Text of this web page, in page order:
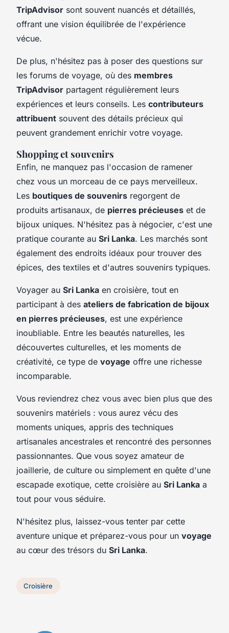
TripAdvisor sont souvent nuancés et détaillés,
offrant une vision équilibrée de l'expérience
vécue.
De plus, n'hésitez pas à poser des questions sur
les forums de voyage, où des membres
TripAdvisor partagent régulièrement leurs
expériences et leurs conseils. Les contributeurs
attribuent souvent des détails précieux qui
peuvent grandement enrichir votre voyage.
Shopping et souvenirs
Enfin, ne manquez pas l'occasion de ramener
chez vous un morceau de ce pays merveilleux.
Les boutiques de souvenirs regorgent de
produits artisanaux, de pierres précieuses et de
bijoux uniques. N'hésitez pas à négocier, c'est une
pratique courante au Sri Lanka. Les marchés sont
également des endroits idéaux pour trouver des
épices, des textiles et d'autres souvenirs typiques.
Voyager au Sri Lanka en croisière, tout en
participant à des ateliers de fabrication de bijoux
en pierres précieuses, est une expérience
inoubliable. Entre les beautés naturelles, les
découvertes culturelles, et les moments de
créativité, ce type de voyage offre une richesse
incomparable.
Vous reviendrez chez vous avec bien plus que des
souvenirs matériels : vous aurez vécu des
moments uniques, appris des techniques
artisanales ancestrales et rencontré des personnes
passionnantes. Que vous soyez amateur de
joaillerie, de culture ou simplement en quête d'une
escapade exotique, cette croisière au Sri Lanka a
tout pour vous séduire.
N'hésitez plus, laissez-vous tenter par cette
aventure unique et préparez-vous pour un voyage
au cœur des trésors du Sri Lanka.
Croisière